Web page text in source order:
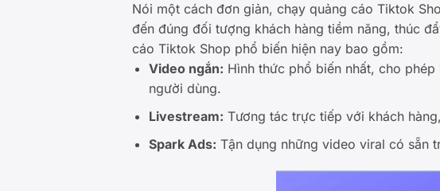
Nói một cách đơn giản, chạy quảng cáo Tiktok
đến đúng đối tượng khách hàng tiềm năng, thúc
cáo Tiktok Shop phổ biến hiện nay bao gồm:
Video ngắn: Hình thức phổ biến nhất, cho
người dùng.
Livestream: Tương tác trực tiếp với khách
Spark Ads: Tận dụng những video viral có sẵn